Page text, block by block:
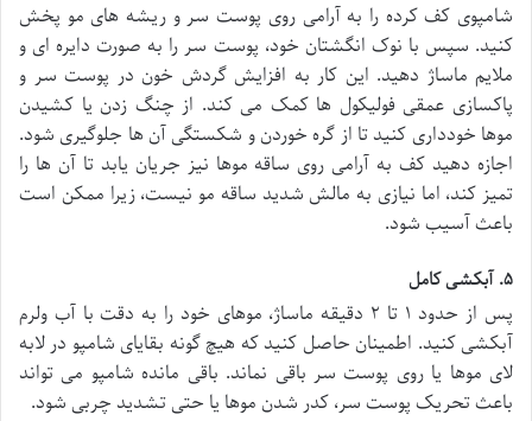
شامپوی کف کرده را به آرامی روی پوست سر و ریشه های مو پخش
کنید. سپس با نوک انگشتان خود، پوست سر را به صورت دایره ای و
ملایم ماساژ دهید. این کار به افزایش گردش خون در پوست سر و
پاکسازی عمقی فولیکول ها کمک می کند. از چنگ زدن یا کشیدن
موها خودداری کنید تا از گره خوردن و شکستگی آن ها جلوگیری شود.
اجازه دهید کف به آرامی روی ساقه موها نیز جریان یابد تا آن ها را
تمیز کند، اما نیازی به مالش شدید ساقه مو نیست، زیرا ممکن است
باعث آسیب شود.
۵. آبکشی کامل
پس از حدود ۱ تا ۲ دقیقه ماساژ، موهای خود را به دقت با آب ولرم
آبکشی کنید. اطمینان حاصل کنید که هیچ گونه بقایای شامپو در لابه
لای موها یا روی پوست سر باقی نماند. باقی مانده شامپو می تواند
باعث تحریک پوست سر، کدر شدن موها یا حتی تشدید چربی شود.